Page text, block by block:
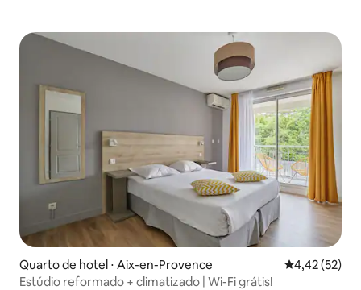
Quarto de hotel ⋅ Aix-en-Provence 4,42 de uma
4,42 (52)
Estúdio reformado + climatizado | Wi-Fi grátis!